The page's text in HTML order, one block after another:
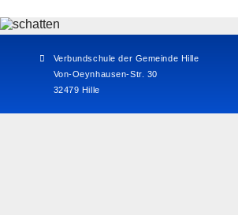
Verbundschule der Gemeinde Hille
Von-Oeynhausen-Str. 30
32479 Hille